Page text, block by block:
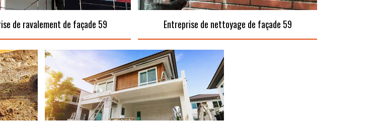
de ravalement de façade 59 Entreprise de nettoyage de façade 59